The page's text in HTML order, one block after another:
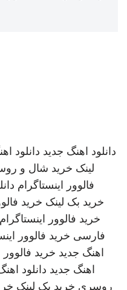
دانلود اهنگ جدید دانلود
لینک خرید شال و
فالوور اینستاگرام
خرید بک لینک خرید
خرید فالوور اینستاگرام
فارسی خرید فالوور
اهنگ جدید خرید فالوور
اهنگ جدید دانلود
روسری خرید بک لینک